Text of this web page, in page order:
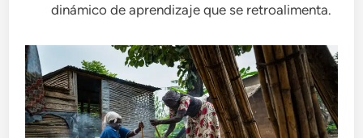
dinámico de aprendizaje que se retroalimenta.